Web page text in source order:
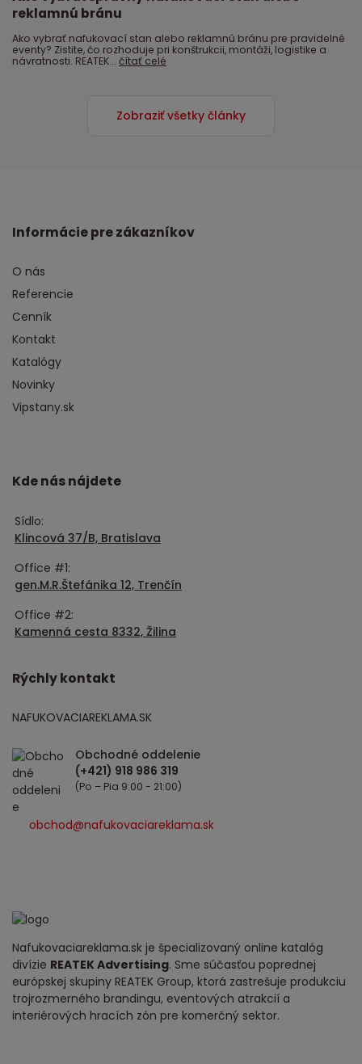
reklamnú bránu
Ako vybrať nafukovací stan alebo reklamnú bránu pre pravidelné
eventy? Zistite, čo rozhoduje pri konštrukcii, montáži, logistike a
návratnosti. REATEK... čítať celé
Zobraziť všetky články
Informácie pre zákazníkov
O nás
Referencie
Cenník
Kontakt
Katalógy
Novinky
Vipstany.sk
Kde nás nájdete
Sídlo:
Klincová 37/B, Bratislava
Office #1:
gen.M.R.Štefánika 12, Trenčín
Office #2:
Kamenná cesta 8332, Žilina
Nafukovaciareklama.sk je špecializovaný online katalóg
divízie REATEK Advertising. Sme súčasťou poprednej
európskej skupiny REATEK Group, ktorá zastrešuje produkciu
trojrozmerného brandingu, eventových atrakcií a
interiérových hracích zón pre komerčný sektor.
Rýchly kontakt
NAFUKOVACIAREKLAMA.SK
Obchodné oddelenie
(Po – Pia 9:00 - 21:00)
obchod@nafukovaciareklama.sk